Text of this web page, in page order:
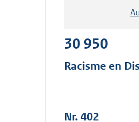
30 950
Racisme en
Nr. 402